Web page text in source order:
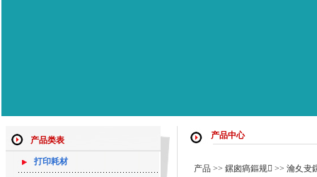
产品类表
打印耗材
产品中心
产品 >> 鏍囪瘑鏂规 >> 瀹夊叏